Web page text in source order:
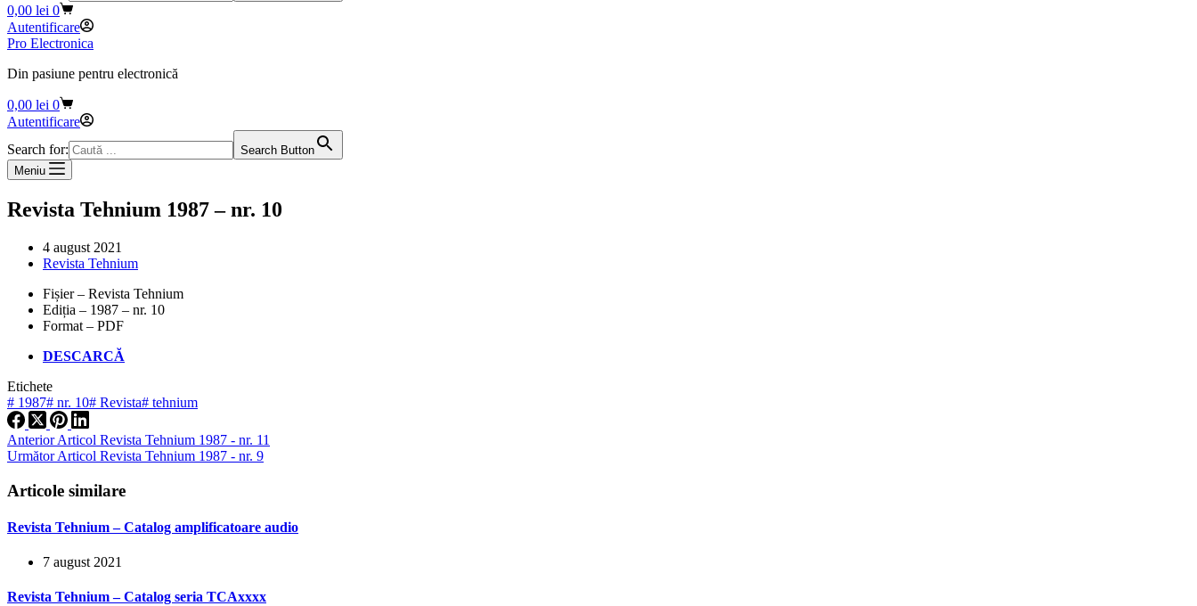
Coș
de
cumpărături
0,00 lei 0
Autentificare
Pro Electronica
Din pasiune pentru electronică
Coș
de
0,00 lei 0
Autentificare
Search for:
Search Button
Meniu
Revista Tehnium 1987 – nr. 10
4 august 2021
Revista Tehnium
Fișier – Revista Tehnium
Ediția – 1987 – nr. 10
Format – PDF
DESCARCĂ
Etichete
# 1987# nr. 10# Revista# tehnium
AnteriorArticol Revista Tehnium 1987 - nr. 11
UrmătorArticol Revista Tehnium 1987 - nr. 9
Articole similare
Revista Tehnium – Catalog amplificatoare audio
7 august 2021
Revista Tehnium – Catalog seria TCAxxxx